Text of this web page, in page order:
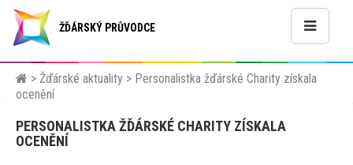
ŽĎÁRSKÝ PRŮVODCE
> Žďárské aktuality > Personalistka žďárské Charity získala
ocenění
PERSONALISTKA ŽĎÁRSKÉ CHARITY ZÍSKALA
OCENĚNÍ